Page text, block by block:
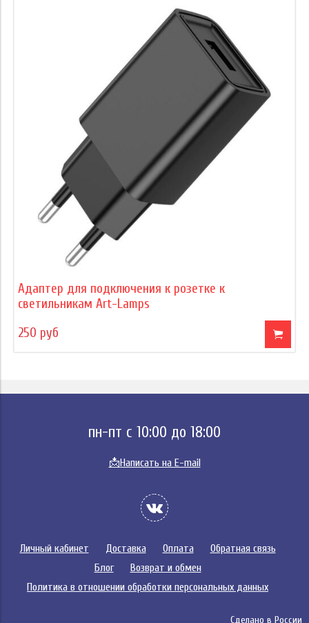
Адаптер для подключения к розетке к
светильникам Art-Lamps
250 руб
пн-пт с 10:00 до 18:00
📩Написать на E-mail
Личный кабинет Доставка Оплата
Обратная связь
Блог
Возврат и обмен
Политика в отношении обработки персональных данных
Сделано в России